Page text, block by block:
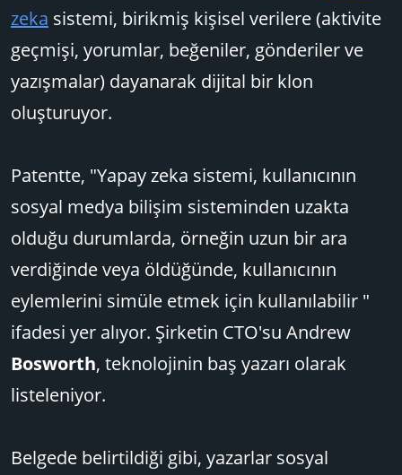
zeka sistemi, birikmiş kişisel verilere (aktivite
geçmişi, yorumlar, beğeniler, gönderiler ve
yazışmalar) dayanarak dijital bir klon
oluşturuyor.
Patentte, "Yapay zeka sistemi, kullanıcının
sosyal medya bilişim sisteminden uzakta
olduğu durumlarda, örneğin uzun bir ara
verdiğinde veya öldüğünde, kullanıcının
eylemlerini simüle etmek için kullanılabilir "
ifadesi yer alıyor. Şirketin CTO'su Andrew
Bosworth, teknolojinin baş yazarı olarak
listeleniyor.
Belgede belirtildiği gibi, yazarlar sosyal